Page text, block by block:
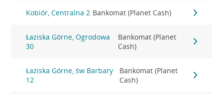
Kobiór, Centralna 2 Bankomat (Planet Cash)
Łaziska Górne, Ogrodowa
30
Bankomat (Planet
Cash)
Łaziska Górne, św Barbary
12
Bankomat (Planet
Cash)